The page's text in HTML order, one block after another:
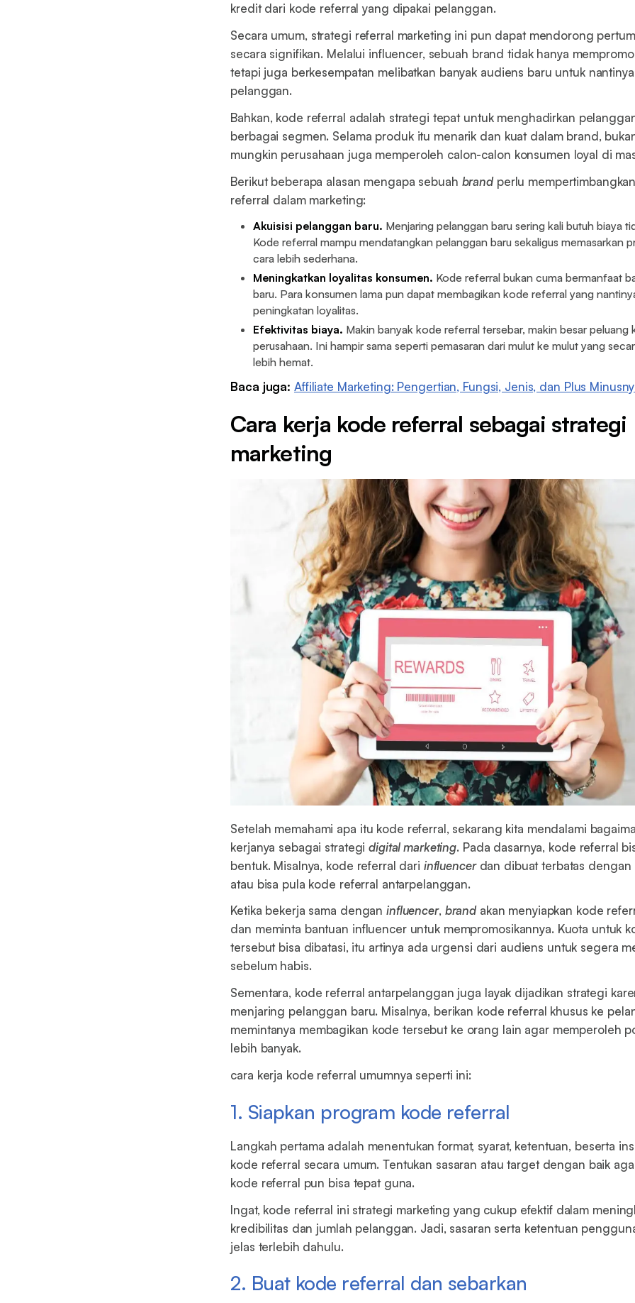
kredit dari kode referral yang dipakai pelanggan.
Secara umum, strategi referral marketing ini pun dapat mendorong
secara signifikan. Melalui influencer, sebuah brand tidak hanya
tetapi juga berkesempatan melibatkan banyak audiens baru untuk
pelanggan.
Bahkan, kode referral adalah strategi tepat untuk menghadirkan
berbagai segmen. Selama produk itu menarik dan kuat dalam brand,
mungkin perusahaan juga memperoleh calon-calon konsumen loyal di
Berikut beberapa alasan mengapa sebuah brandperlu
referral dalam marketing:
Akuisisi pelanggan baru. Menjaring pelanggan baru sering kali butuh biaya
Kode referral mampu mendatangkan pelanggan baru sekaligus memasarkan
cara lebih sederhana.
Meningkatkan loyalitas konsumen. Kode referral bukan cuma bermanfaat
baru. Para konsumen lama pun dapat membagikan kode referral yang
peningkatan loyalitas.
Efektivitas biaya. Makin banyak kode referral tersebar, makin besar peluang
perusahaan. Ini hampir sama seperti pemasaran dari mulut ke mulut yang
lebih hemat.
Baca juga: Affiliate Marketing: Pengertian, Fungsi, Jenis, dan Plus
Cara kerja kode referral sebagai strategi
marketing
Setelah memahami apa itu kode referral, sekarang kita mendalami
kerjanya sebagai strategidigital marketing. Pada dasarnya, kode referral
bentuk. Misalnya, kode referral dari influencerdan dibuat terbatas dengan
atau bisa pula kode referral antarpelanggan.
Ketika bekerja sama denganinfluencer, brandakan menyiapkan kode
dan meminta bantuan influencer untuk mempromosikannya. Kuota untuk
tersebut bisa dibatasi, itu artinya ada urgensi dari audiens untuk segera
sebelum habis.
Sementara, kode referral antarpelanggan juga layak dijadikan strategi
menjaring pelanggan baru. Misalnya, berikan kode referral khusus ke
memintanya membagikan kode tersebut ke orang lain agar memperoleh
lebih banyak.
cara kerja kode referral umumnya seperti ini:
1. Siapkan program kode referral
Langkah pertama adalah menentukan format, syarat, ketentuan, beserta
kode referral secara umum. Tentukan sasaran atau target dengan baik
kode referral pun bisa tepat guna.
Ingat, kode referral ini strategi marketing yang cukup efektif dalam
kredibilitas dan jumlah pelanggan. Jadi, sasaran serta ketentuan
jelas terlebih dahulu.
2. Buat kode referral dan sebarkan